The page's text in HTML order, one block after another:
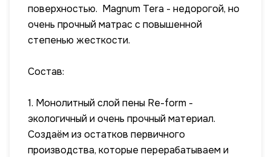
поверхностью. Magnum Tera - недорогой, но
очень прочный матрас с повышенной
степенью жесткости.
Состав:
1. Монолитный слой пены Re-form -
экологичный и очень прочный материал.
Создаём из остатков первичного
производства, которые перерабатываем и